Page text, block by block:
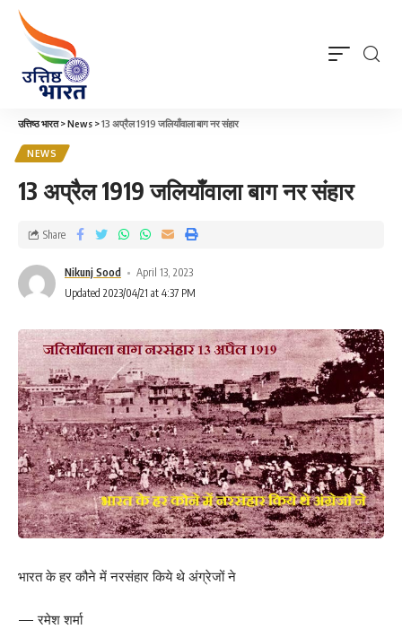
उत्तिष्ठ भारत>News >13 अप्रैल 1919 जलियाँवाला बाग नर संहार
NEWS
13 अप्रैल 1919 जलियाँवाला बाग नर संहार
Nikunj Sood
April 13, 2023
Updated 2023/04/21 at 4:37 PM
Share
भारत के हर कौने में नरसंहार किये थे अंग्रेजों ने
— रमेश शर्मा